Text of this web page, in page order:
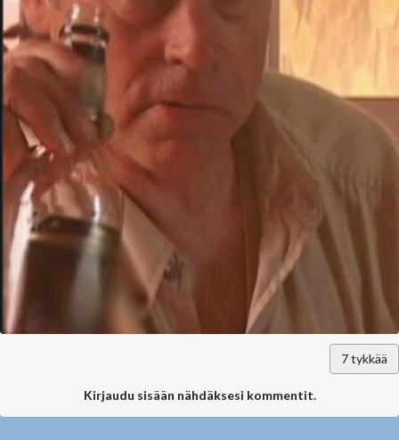
7tykkää
Kirjaudu sisään nähdäksesi kommentit.